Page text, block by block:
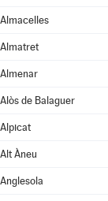
Almacelles
Almatret
Almenar
Alòs de Balaguer
Alpicat
Alt Àneu
Anglesola